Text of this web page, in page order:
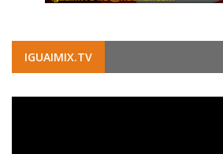
IGUAIMIX.TV